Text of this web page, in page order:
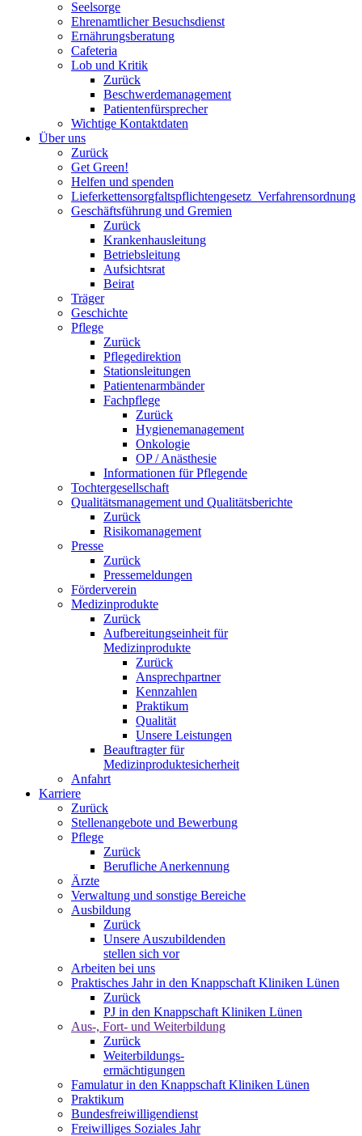
Seelsorge
Ehrenamtlicher Besuchsdienst
Ernährungsberatung
Cafeteria
Lob und Kritik
Zurück
Beschwerdemanagement
Patientenfürsprecher
Wichtige Kontaktdaten
Über uns
Zurück
Get Green!
Helfen und spenden
Lieferkettensorgfaltspflichtengesetz_Verfahrensordnung
Geschäftsführung und Gremien
Zurück
Krankenhausleitung
Betriebsleitung
Aufsichtsrat
Beirat
Träger
Geschichte
Pflege
Zurück
Pflegedirektion
Stationsleitungen
Patientenarmbänder
Fachpflege
Zurück
Hygienemanagement
Onkologie
OP / Anästhesie
Informationen für Pflegende
Tochtergesellschaft
Qualitätsmanagement und Qualitätsberichte
Zurück
Risikomanagement
Presse
Zurück
Pressemeldungen
Förderverein
Medizinprodukte
Zurück
Aufbereitungseinheit für
Medizinprodukte
Zurück
Ansprechpartner
Kennzahlen
Praktikum
Qualität
Unsere Leistungen
Beauftragter für
Medizinproduktesicherheit
Anfahrt
Karriere
Zurück
Stellenangebote und Bewerbung
Pflege
Zurück
Berufliche Anerkennung
Ärzte
Verwaltung und sonstige Bereiche
Ausbildung
Zurück
Unsere Auszubildenden
stellen sich vor
Arbeiten bei uns
Praktisches Jahr in den Knappschaft Kliniken Lünen
Zurück
PJ in den Knappschaft Kliniken Lünen
Aus-, Fort- und Weiterbildung
Zurück
Weiterbildungs-
ermächtigungen
Famulatur in den Knappschaft Kliniken Lünen
Praktikum
Bundesfreiwilligendienst
Freiwilliges Soziales Jahr